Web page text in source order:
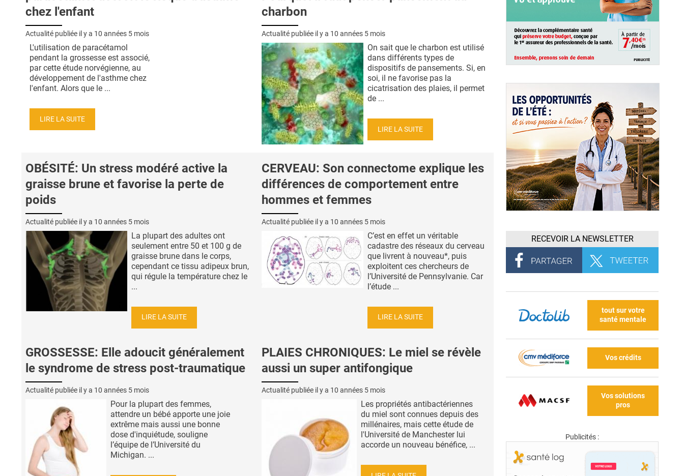
chez l'enfant
Actualité publiée il y a 10 années 5 mois
L'utilisation de paracétamol
pendant la grossesse est associé,
par cette étude norvégienne, au
développement de l'asthme chez
l'enfant. Alors que le ...
LIRE LA SUITE
charbon
Actualité publiée il y a 10 années 5 mois
On sait que le charbon est utilisé
dans différents types de
dispositifs de pansements. Si, en
soi, il ne favorise pas la
cicatrisation des plaies, il permet
de ...
LIRE LA SUITE
OBÉSITÉ: Un stress modéré active la
graisse brune et favorise la perte de
poids
Actualité publiée il y a 10 années 5 mois
La plupart des adultes ont
seulement entre 50 et 100 g de
graisse brune dans le corps,
cependant ce tissu adipeux brun,
qui régule la température chez le
...
LIRE LA SUITE
CERVEAU: Son connectome explique les
différences de comportement entre
hommes et femmes
Actualité publiée il y a 10 années 5 mois
C’est en effet un véritable
cadastre des réseaux du cerveau
que livrent à nouveau*, puis
exploitent ces chercheurs de
l’Université de Pennsylvanie. Car
l’étude ...
LIRE LA SUITE
GROSSESSE: Elle adoucit généralement
le syndrome de stress post-traumatique
Actualité publiée il y a 10 années 5 mois
Pour la plupart des femmes,
attendre un bébé apporte une joie
extrême mais aussi une bonne
dose d'inquiétude, souligne
l’équipe de l’Université du
Michigan. ...
PLAIES CHRONIQUES: Le miel se révèle
aussi un super antifongique
Actualité publiée il y a 10 années 5 mois
Les propriétés antibactériennes
du miel sont connues depuis des
millénaires, mais cette étude de
l'Université de Manchester lui
accorde un nouveau bénéfice, ...
RECEVOIR LA NEWSLETTER
tout sur votre
santé mentale
Vos crédits
Vos solutions
pros
Publicités :